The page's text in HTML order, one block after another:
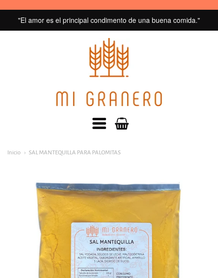
"El amor es el principal condimento de una buena comida."
Menú
Inicio SAL MANTEQUILLA PARA PALOMITAS